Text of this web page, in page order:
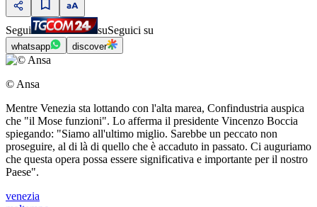
Segui suSeguici su
whatsapp discover
© Ansa
Mentre Venezia sta lottando con l'alta marea, Confindustria auspica
che "il Mose funzioni". Lo afferma il presidente Vincenzo Boccia
spiegando: "Siamo all'ultimo miglio. Sarebbe un peccato non
proseguire, al di là di quello che è accaduto in passato. Ci auguriamo
che questa opera possa essere significativa e importante per il nostro
Paese".
venezia